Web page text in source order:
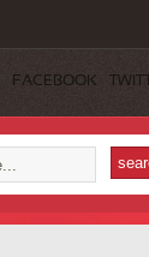
FACEBOOK